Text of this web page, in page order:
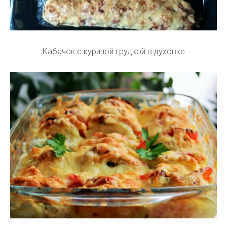
Кабачок с куриной грудкой в духовке